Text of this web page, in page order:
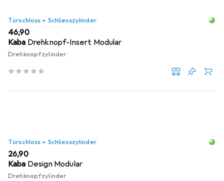
Türschloss + Schliesszylinder
EUR
46,90
Kaba Drehknopf-Insert Modular
Drehknopfzylinder
Türschloss + Schliesszylinder
EUR
26,90
Kaba Design Modular
Drehknopfzylinder